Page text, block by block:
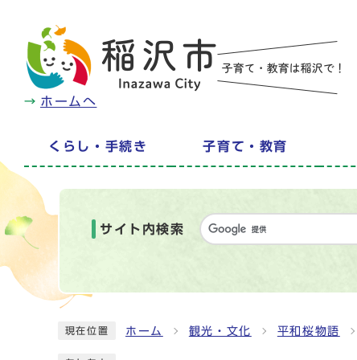
ホームへ
くらし・手続き 子育て・教育
サイト内検索
現在位置 ホーム 観光・文化 平和桜物語